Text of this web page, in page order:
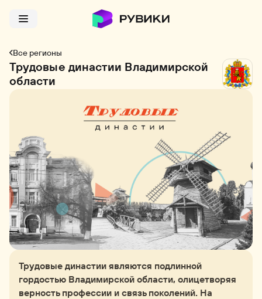
Трудовые династии Владимирской
области
Все регионы
Трудовые династии являются подлинной
гордостью Владимирской области, олицетворяя
верность профессии и связь поколений. На